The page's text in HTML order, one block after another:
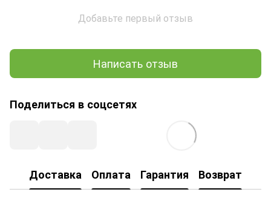
Добавьте первый отзыв
Написать отзыв
Поделиться в соцсетях
Доставка Оплата Гарантия Возврат